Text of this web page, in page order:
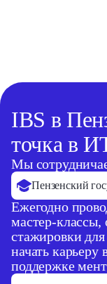
IBS в
точка в
Мы
Пензенский
Ежегодно
мастер-
стажировки
начать карьеру
поддержке